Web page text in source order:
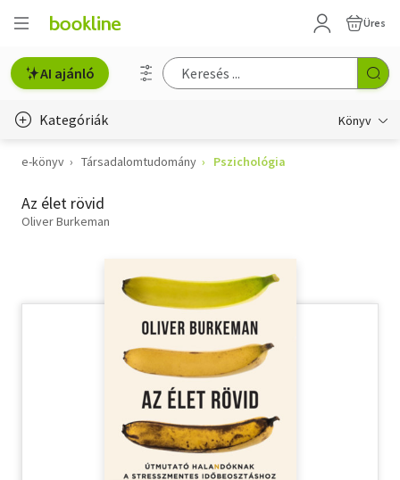
Üres
AI ajánló
Kategóriák Könyv
Életmód, egészség
Erotika
Szótár, nyelvkönyv
Tankönyv, segédkönyv
e-könyv Társadalomtudomány Pszichológia
Az élet rövid
Oliver Burkeman